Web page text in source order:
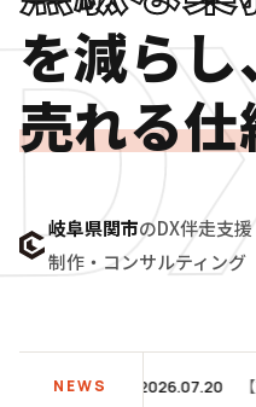
を減ら し
売れる仕
岐阜県関市のDX伴走支
制作・コンサルティング
NEWS
つきまして2026.07.20 【重要